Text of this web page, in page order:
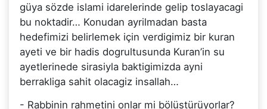
güya sözde islami idarelerinde gelip toslayacagi
bu noktadir… Konudan ayrilmadan basta
hedefimizi belirlemek için verdigimiz bir kuran
ayeti ve bir hadis dogrultusunda Kuran’in su
ayetlerinede sirasiyla baktigimizda ayni
berrakliga sahit olacagiz insallah…
- Rabbinin rahmetini onlar mi bölüstürüyorlar?